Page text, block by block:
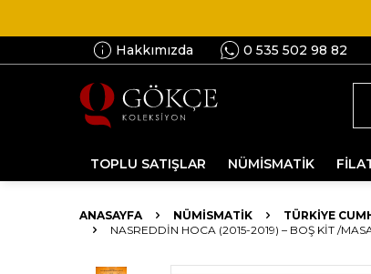
Hakkımızda 0 535 502 98 82
TOPLU SATIŞLAR NÜMİSMATİK
ANASAYFA NÜMİSMATİK TÜRKIYE
NASREDDIN HOCA (2015-2019) – BOŞ KIT /